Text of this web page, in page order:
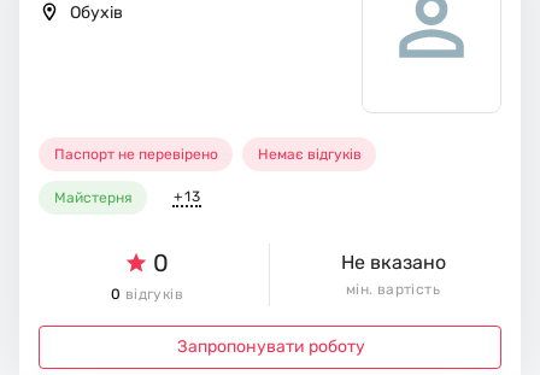
Обухів
Паспорт не перевірено Немає відгуків
Майстерня +13
0
0 відгуків
Не вказано
мін. вартість
Запропонувати роботу